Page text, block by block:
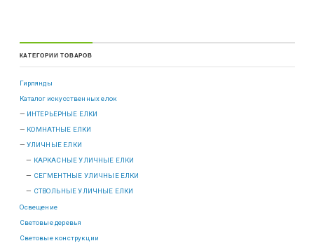
КАТЕГОРИИ ТОВАРОВ
Гирлянды
Каталог искусственных елок
ИНТЕРЬЕРНЫЕ ЕЛКИ
КОМНАТНЫЕ ЕЛКИ
УЛИЧНЫЕ ЕЛКИ
КАРКАСНЫЕ УЛИЧНЫЕ ЕЛКИ
СЕГМЕНТНЫЕ УЛИЧНЫЕ ЕЛКИ
СТВОЛЬНЫЕ УЛИЧНЫЕ ЕЛКИ
Освещение
Световые деревья
Световые конструкции